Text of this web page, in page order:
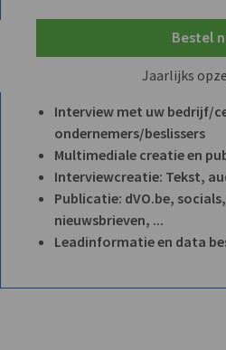
Bestel
Jaarlijks
Interview met uw bedrijf/
ondernemers/beslissers
Multimediale creatie en
Interviewcreatie: Tekst,
Publicatie: dVO.be,
nieuwsbrieven, ...
Leadinformatie en data